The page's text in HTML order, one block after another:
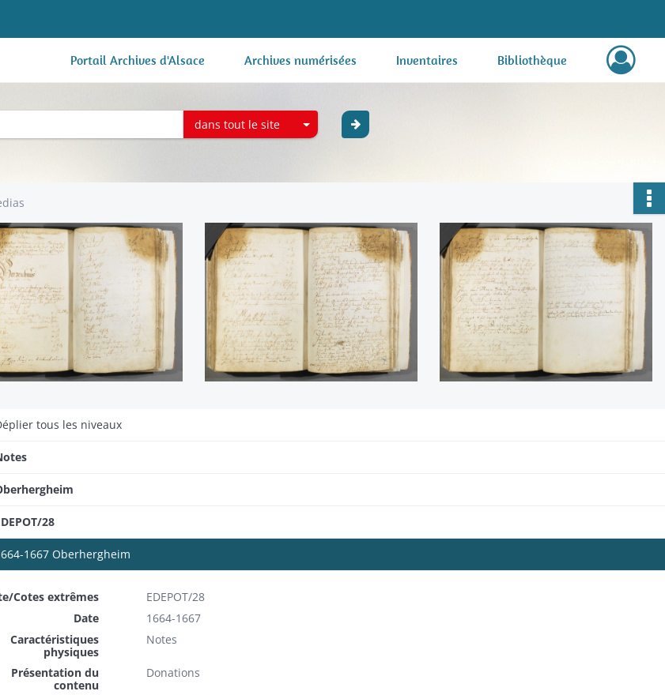
Portail Archives d'Alsace Archives numérisées Inventaires Bibliothèque
dans tout le site
tous les niveaux
28
1667 Oberhergheim
Cotes extrêmes
EDEPOT/28
Date
1664-1667
Caractéristiques
physiques
Notes
Présentation du
contenu
Donations